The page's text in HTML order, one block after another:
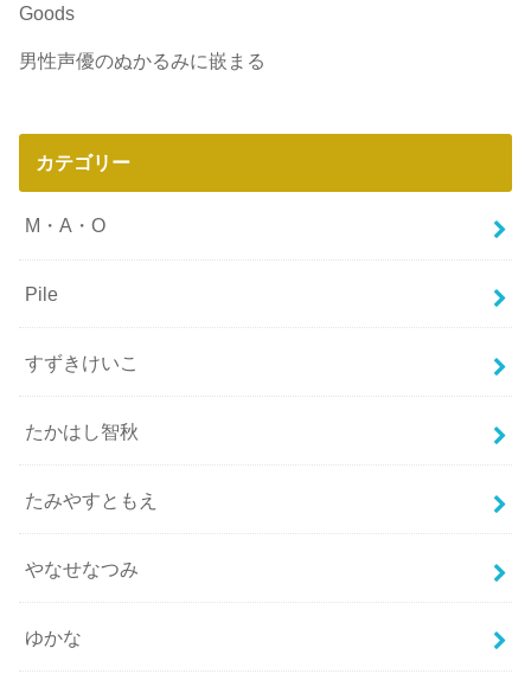
Goods
男性声優のぬかるみに嵌まる
カテゴリー
M・A・O
Pile
すずきけいこ
たかはし智秋
たみやすともえ
やなせなつみ
ゆかな